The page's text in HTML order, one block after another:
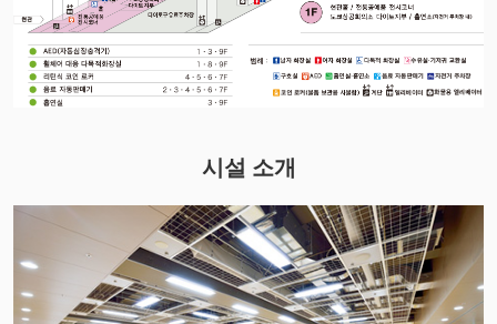
시설 소개